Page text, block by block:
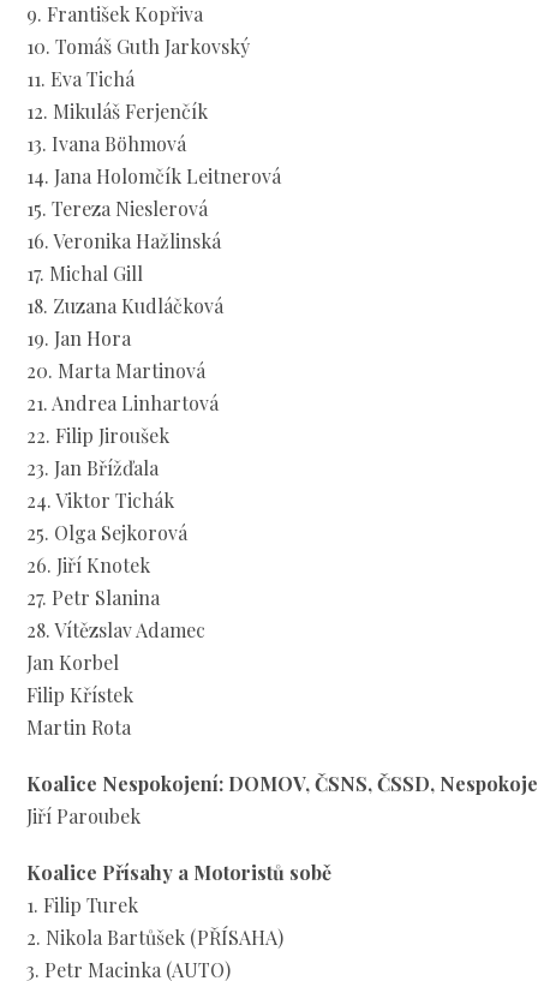
9. František Kopřiva
10. Tomáš Guth Jarkovský
11. Eva Tichá
12. Mikuláš Ferjenčík
13. Ivana Böhmová
14. Jana Holomčík Leitnerová
15. Tereza Nieslerová
16. Veronika Hažlinská
17. Michal Gill
18. Zuzana Kudláčková
19. Jan Hora
20. Marta Martinová
21. Andrea Linhartová
22. Filip Jiroušek
23. Jan Břížďala
24. Viktor Tichák
25. Olga Sejkorová
26. Jiří Knotek
27. Petr Slanina
28. Vítězslav Adamec
Jan Korbel
Filip Křístek
Martin Rota
Koalice Nespokojení: DOMOV, ČSNS, ČSSD,
Jiří Paroubek
Koalice Přísahy a Motoristů sobě
1. Filip Turek
2. Nikola Bartůšek (PŘÍSAHA)
3. Petr Macinka (AUTO)